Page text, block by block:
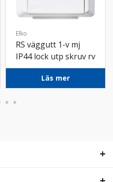
Elko
RS väggutt 1-v mj
IP44 lock utp skruv rv
Läs mer